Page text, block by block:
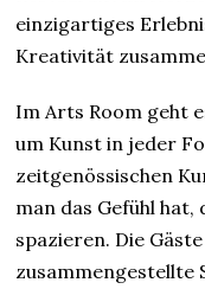
einzigartiges
Kreativität
Im Arts Room geht
um Kunst in jeder
zeitgenössischen
man das Gefühl hat,
spazieren. Die
zusammengestellte